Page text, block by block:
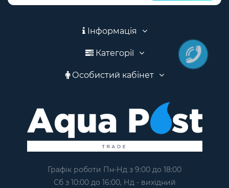
Інформація
Категорії
Особистий кабінет
Графік роботи Пн-Нд з 9:00 до 18:00
Сб з 10:00 до 16:00, Нд - вихідний